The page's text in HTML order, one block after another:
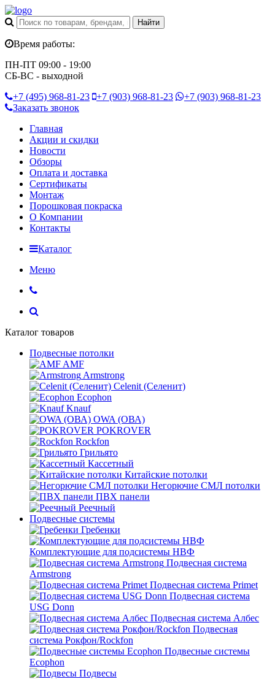
Время работы:
ПН-ПТ 09:00 - 19:00
СБ-ВС - выходной
+7 (495) 968-81-23 +7 (903) 968-81-23 +7 (903) 968-81-23
Заказать звонок
Главная
Акции и скидки
Новости
Обзоры
Оплата и доставка
Сертификаты
Монтаж
Порошковая покраска
О Компании
Контакты
Каталог
Меню
Каталог товаров
Подвесные потолки
AMF
Armstrong
Celenit (Селенит)
Ecophon
Knauf
OWA (ОВА)
POKROVER
Rockfon
Грильято
Кассетный
Китайские потолки
Негорючие СМЛ потолки
ПВХ панели
Реечный
Подвесные системы
Гребенки
Комплектующие для подсистемы НВФ
Подвесная система
Armstrong
Подвесная система Primet
Подвесная система
USG Donn
Подвесная система Албес
Подвесная
система Рокфон/Rockfon
Подвесные системы
Ecophon
Подвесы